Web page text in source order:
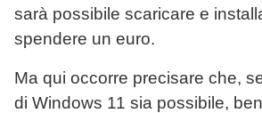
sarà possibile scaricare e
spendere un euro.
Ma qui occorre precisare che,
di Windows 11 sia possibile,